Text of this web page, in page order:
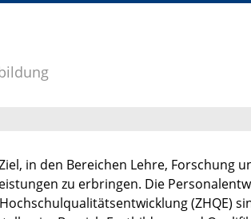
in den Bereichen Lehre, Forschung
zu erbringen. Die
(ZHQE)